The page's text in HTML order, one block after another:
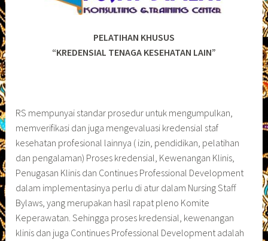
PELATIHAN KHUSUS
“KREDENSIAL TENAGA KESEHATAN LAIN”
RS mempunyai standar prosedur untuk mengumpulkan,
memverifikasi dan juga mengevaluasi kredensial staf
kesehatan profesional lainnya ( izin, pendidikan, pelatihan
dan pengalaman) Proses kredensial, Kewenangan Klinis,
Penugasan Klinis dan Continues Professional Development
dalam implementasinya perlu di atur dalam Nursing Staff
Bylaws, yang merupakan hasil rapat pleno Komite
Keperawatan. Sehingga proses kredensial, kewenangan
klinis dan juga Continues Professional Development adalah